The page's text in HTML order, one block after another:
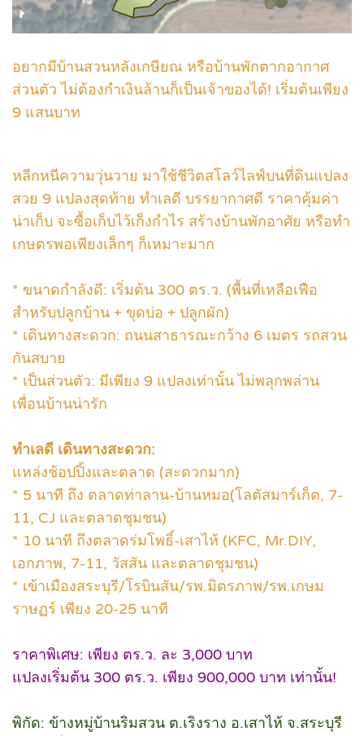
อยากมีบ้านสวนหลังเกษียณ หรือบ้านพักตากอากาศ
ส่วนตัว ไม่ต้องกำเงินล้านก็เป็นเจ้าของได้! เริ่มต้นเพียง
9 แสนบาท
หลีกหนีความวุ่นวาย มาใช้ชีวิตสโลว์ไลฟ์บนที่ดินแปลง
สวย 9 แปลงสุดท้าย ทำเลดี บรรยากาศดี ราคาคุ้มค่า
น่าเก็บ จะซื้อเก็บไว้เก็งกำไร สร้างบ้านพักอาศัย หรือทำ
เกษตรพอเพียงเล็กๆ ก็เหมาะมาก
* ขนาดกำลังดี: เริ่มต้น 300 ตร.ว. (พื้นที่เหลือเฟือ
สำหรับปลูกบ้าน + ขุดบ่อ + ปลูกผัก)
* เดินทางสะดวก: ถนนสาธารณะกว้าง 6 เมตร รถสวน
กันสบาย
* เป็นส่วนตัว: มีเพียง 9 แปลงเท่านั้น ไม่พลุกพล่าน
เพื่อนบ้านน่ารัก
ทำเลดี เดินทางสะดวก:
แหล่งช้อปปิ้งและตลาด (สะดวกมาก)
* 5 นาที ถึง ตลาดท่าลาน-บ้านหมอ(โลตัสมาร์เก็ต, 7-
11, CJ และตลาดชุมชน)
* 10 นาที ถึงตลาดร่มโพธิ์-เสาไห้ (KFC, Mr.DIY,
เอกภาพ, 7-11, วัสสัน และตลาดชุมชน)
* เข้าเมืองสระบุรี/โรบินสัน/รพ.มิตรภาพ/รพ.เกษม
ราษฏร์ เพียง 20-25 นาที
ราคาพิเศษ: เพียง ตร.ว. ละ 3,000 บาท
แปลงเริ่มต้น 300 ตร.ว. เพียง 900,000 บาท เท่านั้น!
พิกัด: ข้างหมู่บ้านริมสวน ต.เริงราง อ.เสาไห้ จ.สระบุรี